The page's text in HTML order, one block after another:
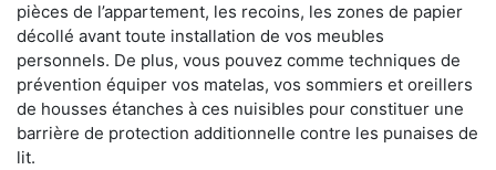
pièces de l’appartement, les recoins, les zones de papier
décollé avant toute installation de vos meubles
personnels. De plus, vous pouvez comme techniques de
prévention équiper vos matelas, vos sommiers et oreillers
de housses étanches à ces nuisibles pour constituer une
barrière de protection additionnelle contre les punaises de
lit.